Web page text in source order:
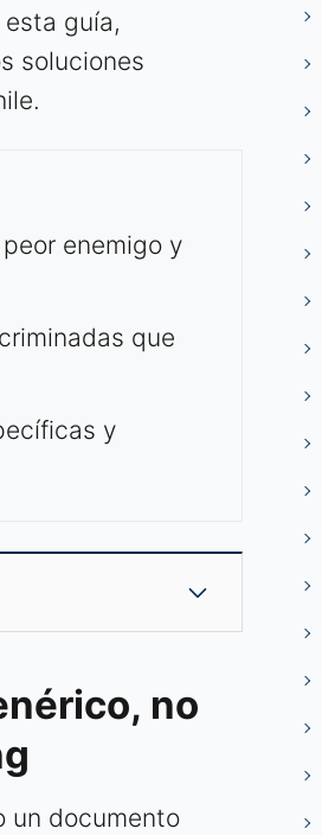
guía,
soluciones
enemigo y
que
y
no
un documento